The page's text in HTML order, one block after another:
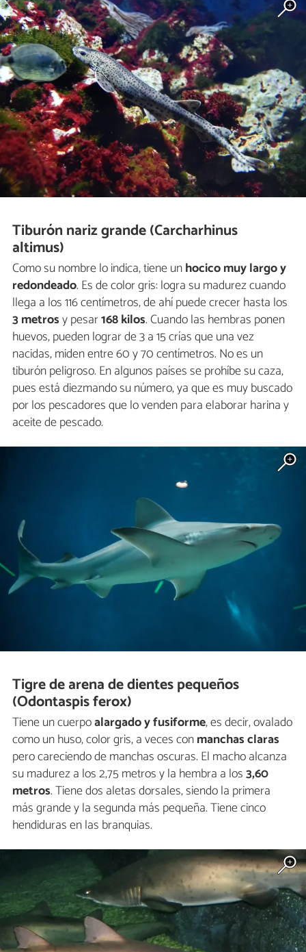
Tiburón nariz grande (Carcharhinus
altimus)
Como su nombre lo indica, tiene unhocico muy largo y
redondeado. Es de color gris: logra su madurez cuando
llega a los 116 centímetros, de ahí puede crecer hasta los
3 metrosy pesar168 kilos. Cuando las hembras ponen
huevos, pueden lograr de 3 a 15 crías que una vez
nacidas, miden entre 60 y 70 centímetros. No es un
tiburón peligroso. En algunos países se prohíbe su caza,
pues está diezmando su número, ya que es muy buscado
por los pescadores que lo venden para elaborar harina y
aceite de pescado.
Tigre de arena de dientes pequeños
(Odontaspis ferox)
Tiene un cuerpoalargado y fusiforme, es decir, ovalado
como un huso, color gris, a veces conmanchas claras
pero careciendo de manchas oscuras. El macho alcanza
su madurez a los 2,75 metros y la hembra a los3,60
metros. Tiene dos aletas dorsales, siendo la primera
más grande y la segunda más pequeña. Tiene cinco
hendiduras en las branquias.